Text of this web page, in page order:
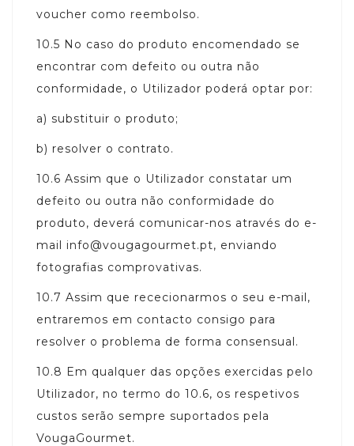
voucher como reembolso.
10.5 No caso do produto encomendado se
encontrar com defeito ou outra não
conformidade, o Utilizador poderá optar por:
a) substituir o produto;
b) resolver o contrato.
10.6 Assim que o Utilizador constatar um
defeito ou outra não conformidade do
produto, deverá comunicar-nos através do e-
mail info@vougagourmet.pt, enviando
fotografias comprovativas.
10.7 Assim que rececionarmos o seu e-mail,
entraremos em contacto consigo para
resolver o problema de forma consensual.
10.8 Em qualquer das opções exercidas pelo
Utilizador, no termo do 10.6, os respetivos
custos serão sempre suportados pela
VougaGourmet.